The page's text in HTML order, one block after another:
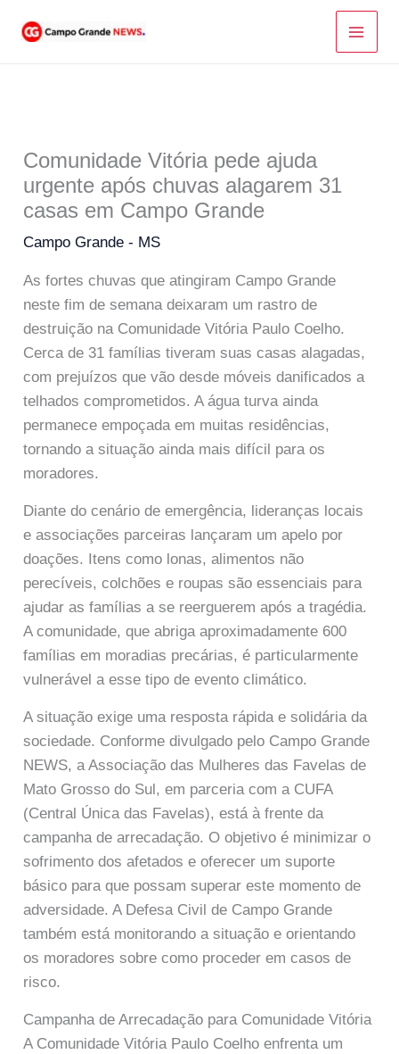
para
Comunidade Vitória pede ajuda
urgente após chuvas alagarem 31
casas em Campo Grande
Campo Grande - MS
As fortes chuvas que atingiram Campo Grande
neste fim de semana deixaram um rastro de
destruição na Comunidade Vitória Paulo Coelho.
Cerca de 31 famílias tiveram suas casas alagadas,
com prejuízos que vão desde móveis danificados a
telhados comprometidos. A água turva ainda
permanece empoçada em muitas residências,
tornando a situação ainda mais difícil para os
moradores.
Diante do cenário de emergência, lideranças locais
e associações parceiras lançaram um apelo por
doações. Itens como lonas, alimentos não
perecíveis, colchões e roupas são essenciais para
ajudar as famílias a se reerguerem após a tragédia.
A comunidade, que abriga aproximadamente 600
famílias em moradias precárias, é particularmente
vulnerável a esse tipo de evento climático.
A situação exige uma resposta rápida e solidária da
sociedade. Conforme divulgado pelo Campo Grande
NEWS, a Associação das Mulheres das Favelas de
Mato Grosso do Sul, em parceria com a CUFA
(Central Única das Favelas), está à frente da
campanha de arrecadação. O objetivo é minimizar o
sofrimento dos afetados e oferecer um suporte
básico para que possam superar este momento de
adversidade. A Defesa Civil de Campo Grande
também está monitorando a situação e orientando
os moradores sobre como proceder em casos de
risco.
Campanha de Arrecadação para Comunidade Vitória
A Comunidade Vitória Paulo Coelho enfrenta um